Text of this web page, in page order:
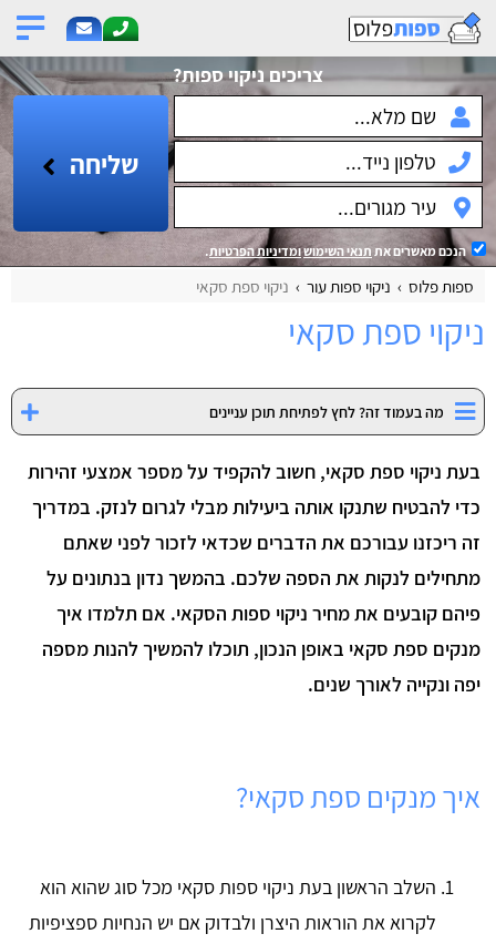
צריכים ניקוי ספות?
שליחה
הנכם מאשרים אתתנאי השימושומדיניות הפרטיות.
ספות פלוס ניקוי ספות עור ניקוי ספת סקאי
ניקוי ספת סקאי
מה בעמוד זה? לחץ לפתיחת תוכן עניינים
בעת ניקוי ספת סקאי, חשוב להקפיד על מספר אמצעי זהירות
כדי להבטיח שתנקו אותה ביעילות מבלי לגרום לנזק. במדריך
זה ריכזנו עבורכם את הדברים שכדאי לזכור לפני שאתם
מתחילים לנקות את הספה שלכם. בהמשך נדון בנתונים על
פיהם קובעים את מחיר ניקוי ספות הסקאי. אם תלמדו איך
מנקים ספת סקאי באופן הנכון, תוכלו להמשיך להנות מספה
יפה ונקייה לאורך שנים.
איך מנקים ספת סקאי?
השלב הראשון בעת ניקוי ספות סקאי מכל סוג שהוא הוא
לקרוא את הוראות היצרן ולבדוק אם יש הנחיות ספציפיות